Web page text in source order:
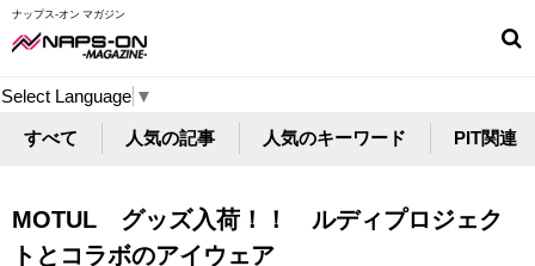
ナップス-オン マガジン
Select Language ▼
すべて 人気の記事 人気のキーワード PIT関連
MOTUL グッズ入荷！！ ルディプロジェク
トとコラボのアイウェア